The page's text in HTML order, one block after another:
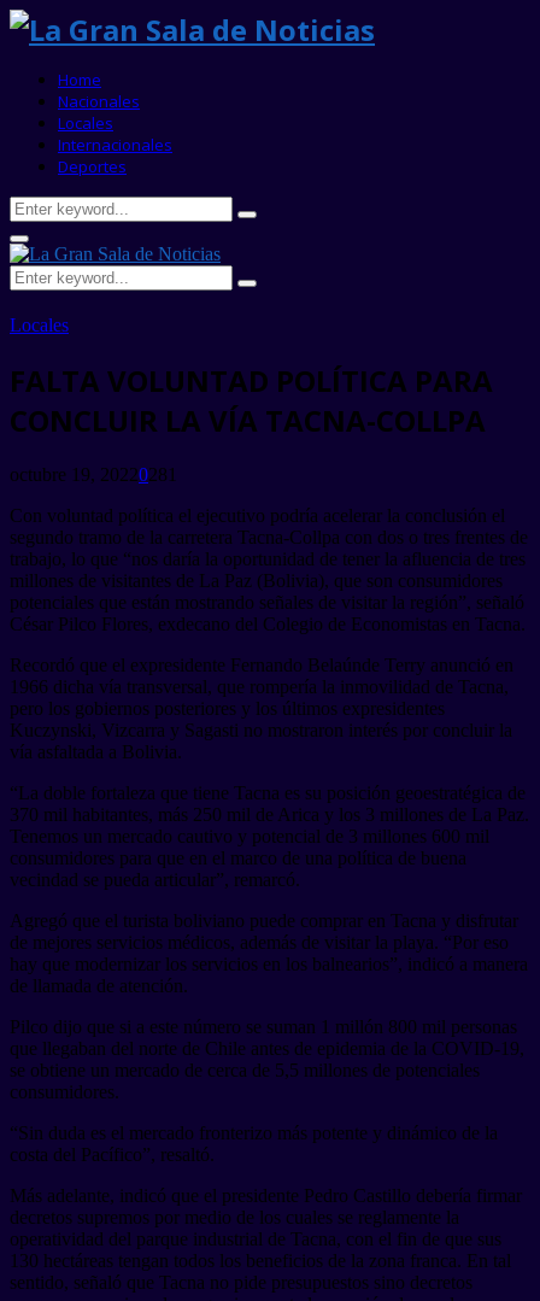
Home
Nacionales
Locales
Internacionales
Deportes
Search
for:
Search
Primary
Menu
Search
for:
Search
Locales
FALTA VOLUNTAD POLÍTICA PARA
CONCLUIR LA VÍA TACNA-COLLPA
octubre 19, 20220281
Con voluntad política el ejecutivo podría acelerar la conclusión el
segundo tramo de la carretera Tacna-Collpa con dos o tres frentes de
trabajo, lo que “nos daría la oportunidad de tener la afluencia de tres
millones de visitantes de La Paz (Bolivia), que son consumidores
potenciales que están mostrando señales de visitar la región”, señaló
César Pilco Flores, exdecano del Colegio de Economistas en Tacna.
Recordó que el expresidente Fernando Belaúnde Terry anunció en
1966 dicha vía transversal, que rompería la inmovilidad de Tacna,
pero los gobiernos posteriores y los últimos expresidentes
Kuczynski, Vizcarra y Sagasti no mostraron interés por concluir la
vía asfaltada a Bolivia.
“La doble fortaleza que tiene Tacna es su posición geoestratégica de
370 mil habitantes, más 250 mil de Arica y los 3 millones de La Paz.
Tenemos un mercado cautivo y potencial de 3 millones 600 mil
consumidores para que en el marco de una política de buena
vecindad se pueda articular”, remarcó.
Agregó que el turista boliviano puede comprar en Tacna y disfrutar
de mejores servicios médicos, además de visitar la playa. “Por eso
hay que modernizar los servicios en los balnearios”, indicó a manera
de llamada de atención.
Pilco dijo que si a este número se suman 1 millón 800 mil personas
que llegaban del norte de Chile antes de epidemia de la COVID-19,
se obtiene un mercado de cerca de 5,5 millones de potenciales
consumidores.
“Sin duda es el mercado fronterizo más potente y dinámico de la
costa del Pacífico”, resaltó.
Más adelante, indicó que el presidente Pedro Castillo debería firmar
decretos supremos por medio de los cuales se reglamente la
operatividad del parque industrial de Tacna, con el fin de que sus
130 hectáreas tengan todos los beneficios de la zona franca. En tal
sentido, señaló que Tacna no pide presupuestos sino decretos